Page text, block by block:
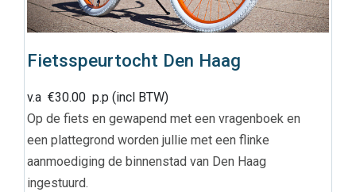
Fietsspeurtocht Den Haag
v.a€30.00 p.p (incl BTW)
Op de fiets en gewapend met een vragenboek en
een plattegrond worden jullie met een flinke
aanmoediging de binnenstad van Den Haag
ingestuurd.